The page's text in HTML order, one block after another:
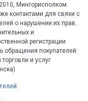
Мингорисполком.
контактами для связи с
о нарушении их прав.
и
регистрации
обращения покупателей:
торговли и услуг